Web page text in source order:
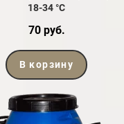
18-34 °С
70 руб.
В корзину